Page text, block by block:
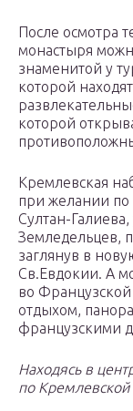
После осмотра
монастыря
знаменитой у
которой
которой
Кремлевская
при желании
Султан-
Земледельцев,
заглянув в
Св.Евдокии. А
во Французской
отдыхом,
французскими
Находясь в
по